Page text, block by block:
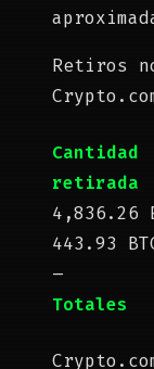
Retiros
Cantidad
retirada
4,836.26
443.93
–
Totales